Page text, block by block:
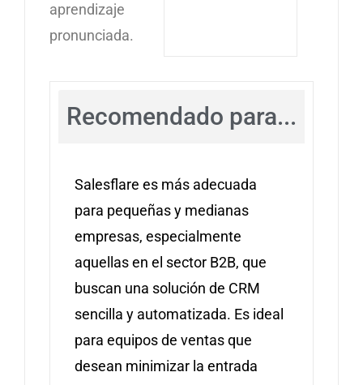
aprendizaje
pronunciada.
Recomendado para...
Salesflare es más adecuada
para pequeñas y medianas
empresas, especialmente
aquellas en el sector B2B, que
buscan una solución de CRM
sencilla y automatizada. Es ideal
para equipos de ventas que
desean minimizar la entrada